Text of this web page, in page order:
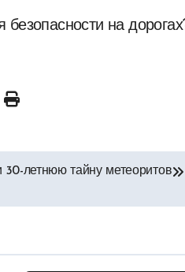
на
летнюю тайну метеоритов